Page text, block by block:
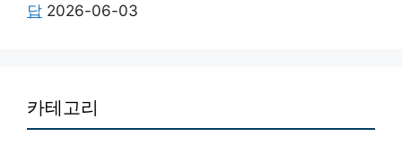
답 2026-06-03
카테고리